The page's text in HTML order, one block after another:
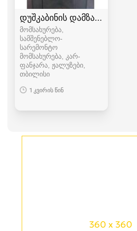
დუშკაბინის დამზადება
მომსახურება,
სამშენებლო-
სარემონტო
მომსახურება, კარ-
ფანჯარა, ჟალუზები
თბილისი
1 კვირის წინ
360 x 360